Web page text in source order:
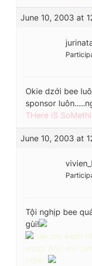
June 10, 2003 at
Okie dzới bee
sponsor
THere iS
June 10, 2003 at
Tội nghịp bee
gùi!
We are each
wing. And we
other